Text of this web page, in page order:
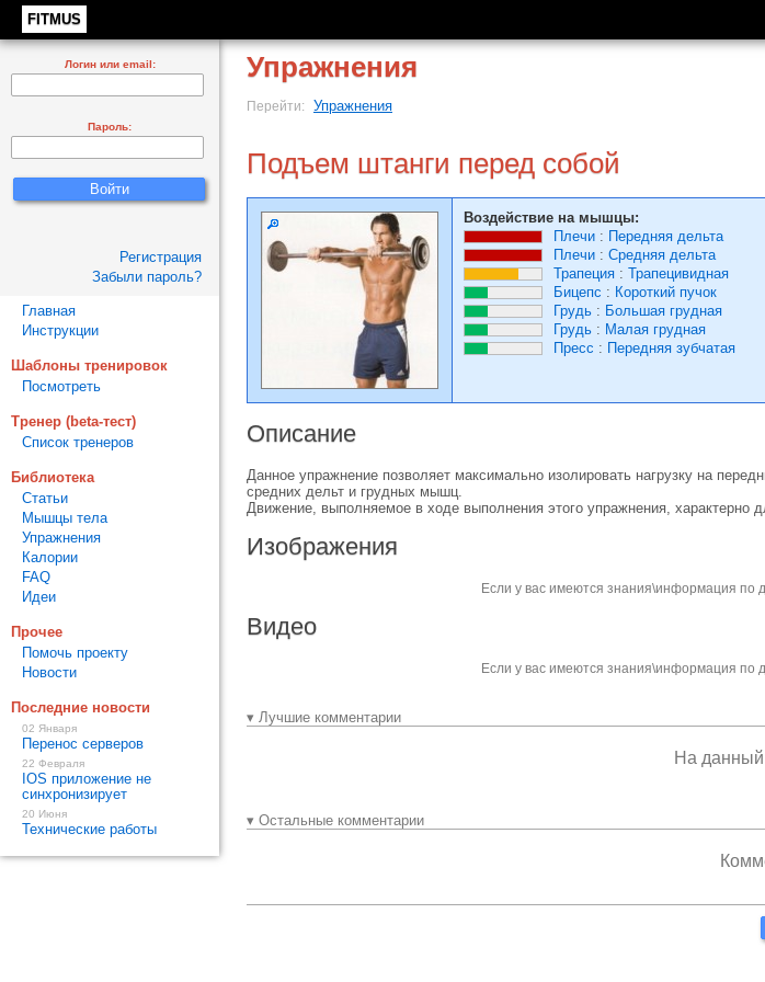
FITMUS
Упражнения
Перейти: Упражнения
Подъем штанги перед собой
Воздействие на мышцы:
Плечи : Передняя дельта
Плечи : Средняя дельта
Трапеция : Трапецивидная
Бицепс : Короткий пучок
Грудь : Большая грудная
Грудь : Малая грудная
Пресс : Передняя зубчатая
Описание
Данное упражнение позволяет максимально изолировать нагрузку на
средних дельт и грудных мышц.
Движение, выполняемое в ходе выполнения этого упражнения, характерно
Изображения
Если у вас имеются знания\информация по
Видео
Если у вас имеются знания\информация по
▾ Лучшие комментарии
На
▾ Остальные комментарии
Логин или email:
Пароль:
Регистрация
Забыли пароль?
Главная
Инструкции
Шаблоны тренировок
Посмотреть
Тренер (beta-тест)
Список тренеров
Библиотека
Статьи
Мышцы тела
Упражнения
Калории
FAQ
Идеи
Прочее
Помочь проекту
Новости
Последние новости
02 Января
Перенос серверов
22 Февраля
IOS приложение не
синхронизирует
20 Июня
Технические работы